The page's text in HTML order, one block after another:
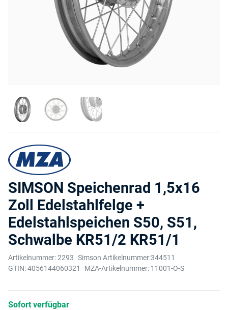
SIMSON Speichenrad 1,5x16
Zoll Edelstahlfelge +
Edelstahlspeichen S50, S51,
Schwalbe KR51/2 KR51/1
Artikelnummer:2293 Simson Artikelnummer:344511
GTIN:4056144060321 MZA-Artikelnummer: 11001-O-S
Sofort verfügbar